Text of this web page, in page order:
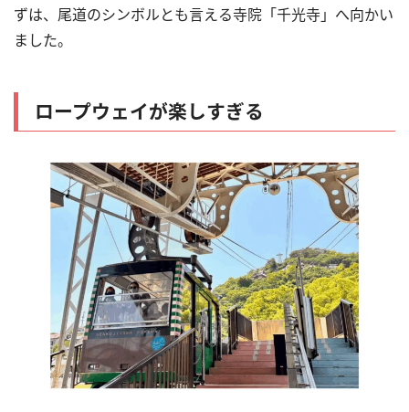
ずは、尾道のシンボルとも言える寺院「千光寺」へ向かい
ました。
ロープウェイが楽しすぎる